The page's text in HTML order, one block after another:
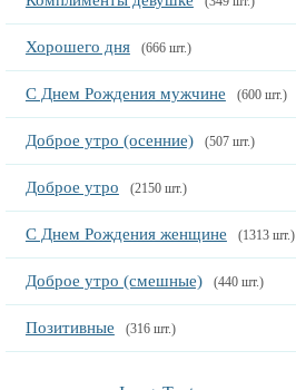
Хорошего дня (666 шт.)
С Днем Рождения мужчине (600 шт.)
Доброе утро (осенние) (507 шт.)
Доброе утро (2150 шт.)
С Днем Рождения женщине (1313 шт.)
Доброе утро (смешные) (440 шт.)
Позитивные (316 шт.)